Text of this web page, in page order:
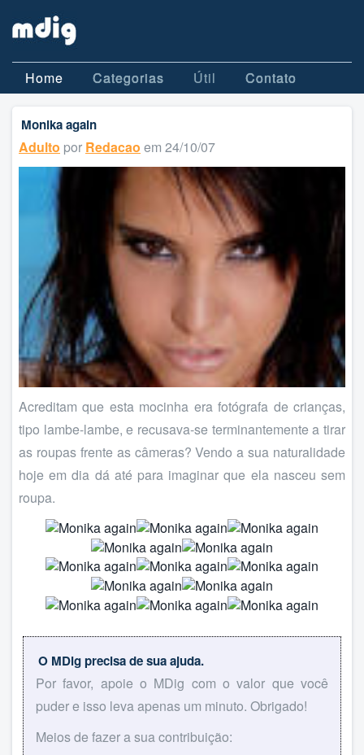
Home Categorias Útil Contato
Monika again
Adulto por Redacao em 24/10/07
Acreditam que esta mocinha era fotógrafa de crianças,
tipo lambe-lambe, e recusava-se terminantemente a tirar
as roupas frente as câmeras? Vendo a sua naturalidade
hoje em dia dá até para imaginar que ela nasceu sem
roupa.
O MDig precisa de sua ajuda.
Por favor, apoie o MDig com o valor que você
puder e isso leva apenas um minuto. Obrigado!
Meios de fazer a sua contribuição: